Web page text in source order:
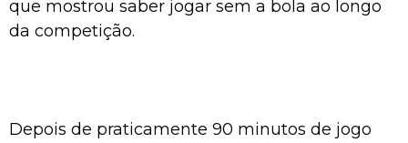
que mostrou saber jogar sem a bola ao longo
da competição.
Depois de praticamente 90 minutos de jogo